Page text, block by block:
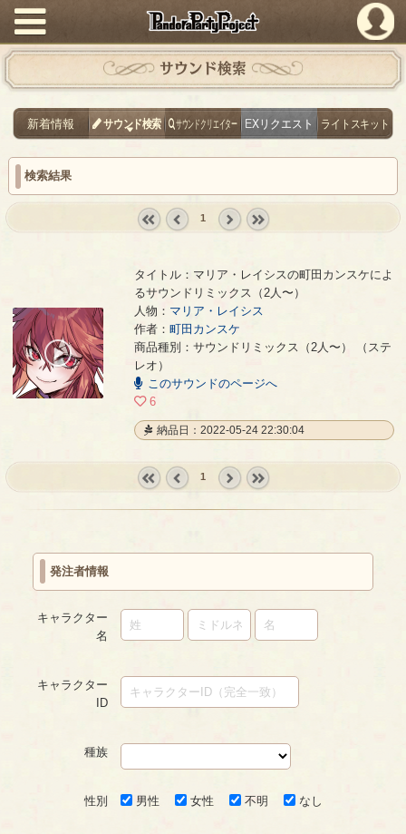
PandoraPartyProject
サウンド検索
新着情報 サウンド検索 サウンドクリエイター EXリクエスト ライトスキット
検索結果
1
マリア・レイシスの町田カンスケによるサウンドリミックス（2人〜）
タイトル：マリア・レイシスの町田カンスケによ
るサウンドリミックス（2人〜）
人物： マリア・レイシス
作者： 町田カンスケ
商品種別：サウンドリミックス（2人〜） （ステ
レオ）
このサウンドのページへ
6
納品日：2022-05-24 22:30:04
1
発注者情報
キャラクター
名
キャラクター
ID
種族
性別 男性 女性 不明 なし